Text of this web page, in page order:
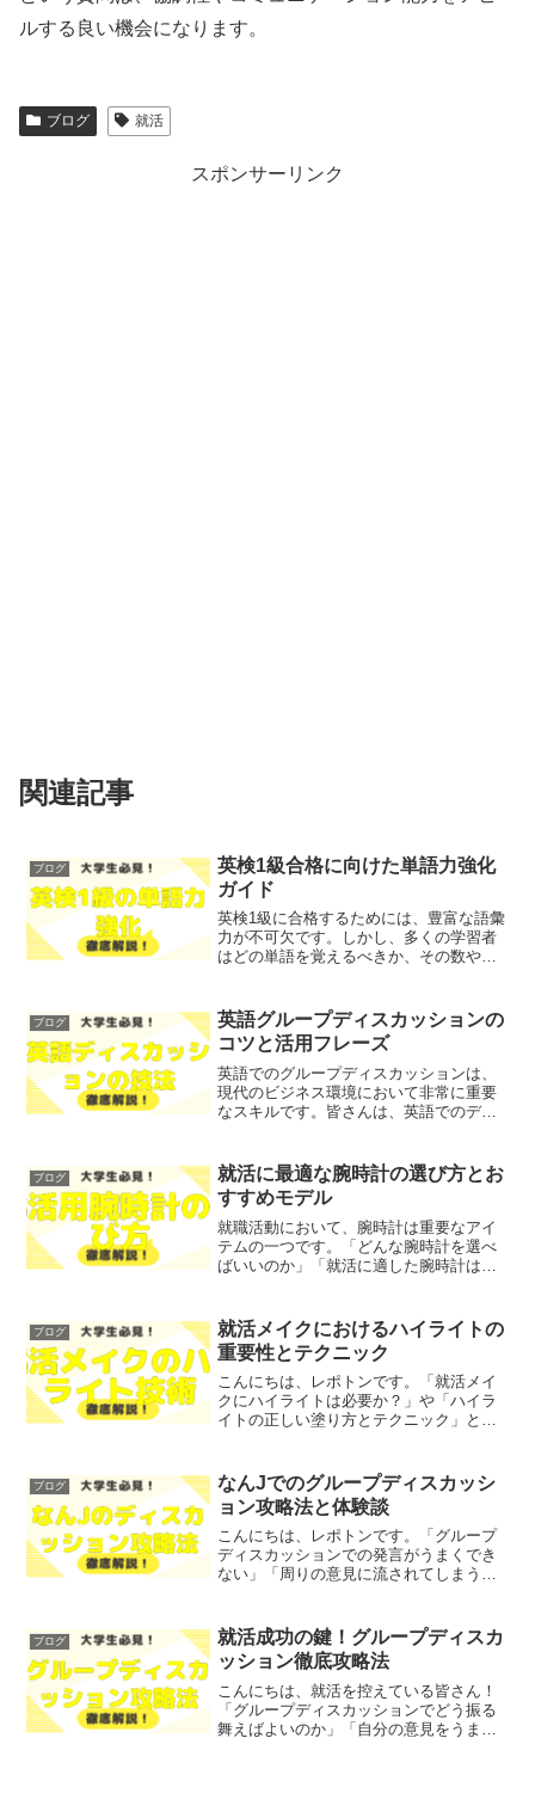
ルする良い機会になります。
ブログ 就活
スポンサーリンク
関連記事
ブログ
英検1級合格に向けた単語力強化
ガイド
英検1級に合格するためには、豊富な語彙
力が不可欠です。しかし、多くの学習者
はどの単語を覚えるべきか、その数や重
単語数とその重要性について、わかりや
すく解説します！レポ...
ブログ
英語グループディスカッションの
コツと活用フレーズ
英語でのグループディスカッションは、
現代のビジネス環境において非常に重要
なスキルです。皆さんは、英語でのディ
でのグループディスカッションのコツや
活用フレーズを、わかりや...
ブログ
就活に最適な腕時計の選び方とお
すすめモデル
就職活動において、腕時計は重要なアイ
テムの一つです。「どんな腕時計を選べ
ばいいのか」「就活に適した腕時計はど
方とおすすめモデルをご紹介します！レ
ポトンこの記事は次のよう...
ブログ
就活メイクにおけるハイライトの
重要性とテクニック
こんにちは、レポトンです。「就活メイ
クにハイライトは必要か？」や「ハイラ
イトの正しい塗り方とテクニック」とい
重要性とテクニックについて、わかりや
すく解説します！レポトン...
ブログ
なんJでのグループディスカッシ
ョン攻略法と体験談
こんにちは、レポトンです。「グループ
ディスカッションでの発言がうまくでき
ない」「周りの意見に流されてしまう」
法と成功のためのヒントを、わかりやす
く解説します！レポトンこ...
ブログ
就活成功の鍵！グループディスカ
ッション徹底攻略法
こんにちは、就活を控えている皆さん！
「グループディスカッションでどう振る
舞えばよいのか」「自分の意見をうまく